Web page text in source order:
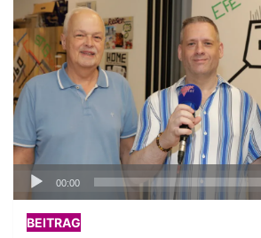
Audio-
Player
00:00
BEITRAG